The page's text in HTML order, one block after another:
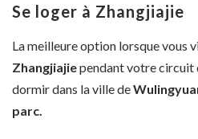
Se loger à Zhangjiajie
La meilleure option lorsque vous
Zhangjiajiependant votre circuit
dormir dans la ville de
parc.